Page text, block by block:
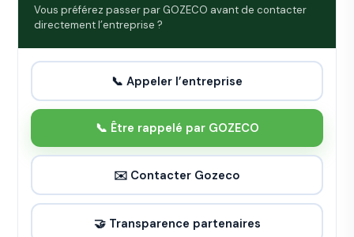
Vous préférez passer par GOZECO avant de contacter
directement l’entreprise ?
📞 Appeler l’entreprise
📞 Être rappelé par GOZECO
✉️ Contacter Gozeco
🤝 Transparence partenaires